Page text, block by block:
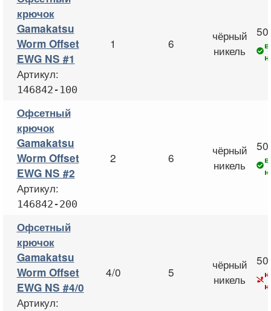
крючок
Gamakatsu
Worm Offset
EWG NS #1
Артикул:
146842-100
1 6
чёрный
никель
в
Офсетный
крючок
Gamakatsu
Worm Offset
EWG NS #2
Артикул:
146842-200
2 6
чёрный
никель
в
Офсетный
крючок
Gamakatsu
Worm Offset
EWG NS #4/0
Артикул:
4/0 5
чёрный
никель